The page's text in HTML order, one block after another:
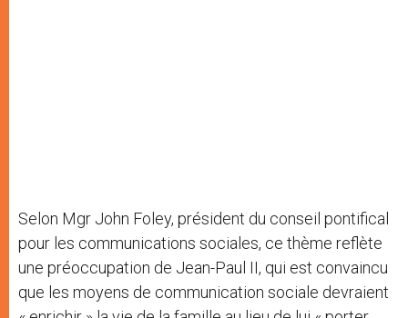
Selon Mgr John Foley, président du conseil pontifical
pour les communications sociales, ce thème reflète
une préoccupation de Jean-Paul II, qui est convaincu
que les moyens de communication sociale devraient